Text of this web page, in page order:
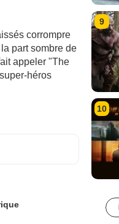
corrompre
part sombre de
appeler "The
héros
9
10